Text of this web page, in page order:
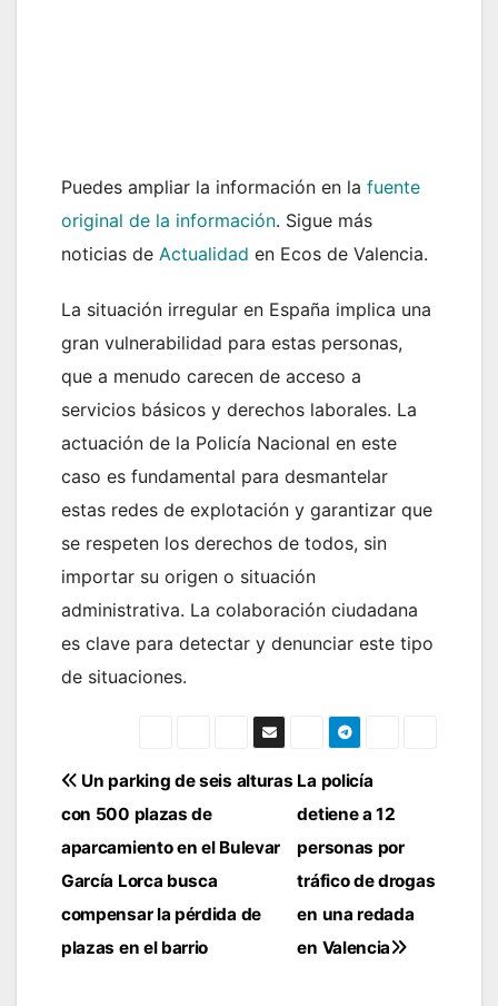
Puedes ampliar la información en la fuente
original de la información. Sigue más
noticias de Actualidad en Ecos de Valencia.
La situación irregular en España implica una
gran vulnerabilidad para estas personas,
que a menudo carecen de acceso a
servicios básicos y derechos laborales. La
actuación de la Policía Nacional en este
caso es fundamental para desmantelar
estas redes de explotación y garantizar que
se respeten los derechos de todos, sin
importar su origen o situación
administrativa. La colaboración ciudadana
es clave para detectar y denunciar este tipo
de situaciones.
Navegación
de
entradas
La policía
detiene a 12
personas por
tráfico de drogas
en una redada
en Valencia
Un parking de seis alturas
con 500 plazas de
aparcamiento en el Bulevar
García Lorca busca
compensar la pérdida de
plazas en el barrio